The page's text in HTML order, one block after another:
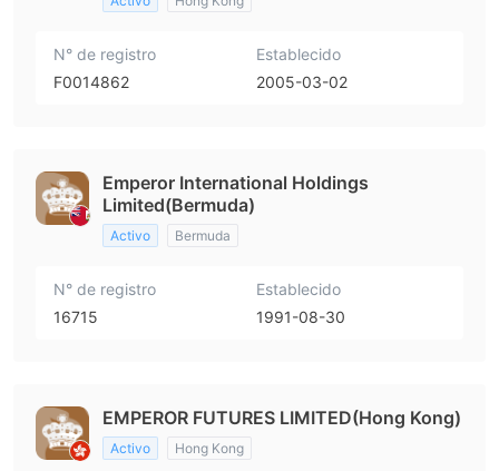
N° de registro
F0014862
Establecido
2005-03-02
Emperor International Holdings
Limited(Bermuda)
Activo Bermuda
N° de registro
16715
Establecido
1991-08-30
EMPEROR FUTURES LIMITED(Hong Kong)
Activo Hong Kong